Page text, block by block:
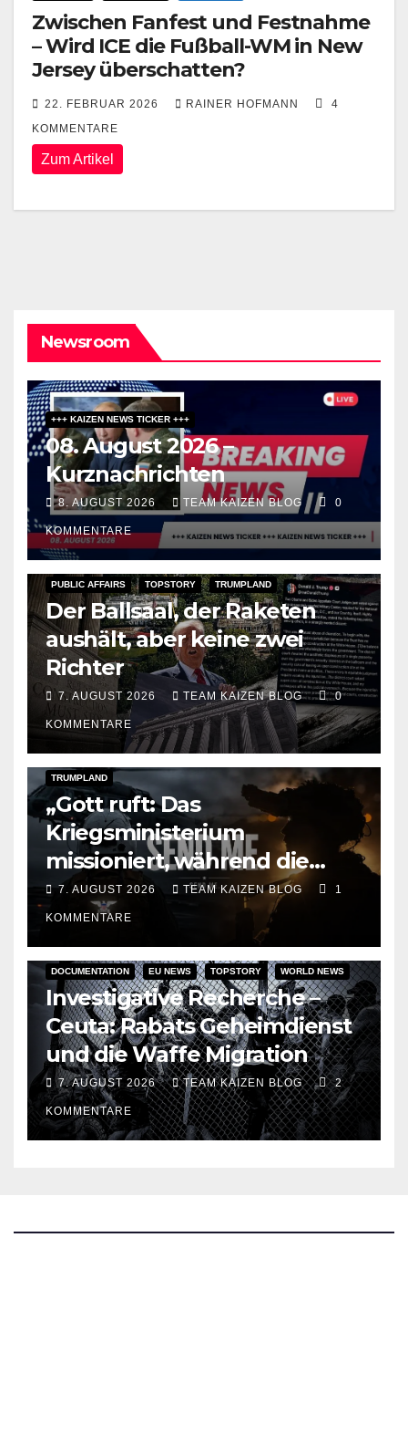
Zwischen Fanfest und Festnahme
– Wird ICE die Fußball-WM in New
Jersey überschatten?
22. FEBRUAR 2026 RAINER HOFMANN
4
KOMMENTARE
Zum Artikel
Newsroom
+++ KAIZEN NEWS TICKER +++
08. August 2026 –
Kurznachrichten
8. AUGUST 2026 TEAM KAIZEN BLOG 0
KOMMENTARE
PUBLIC AFFAIRS TOPSTORY TRUMPLAND
Der Ballsaal, der Raketen
aushält, aber keine zwei
Richter
7. AUGUST 2026 TEAM KAIZEN BLOG 0
KOMMENTARE
KAIZEN FLASHPOINT TOPSTORY
TRUMPLAND
„Gott ruft: Das
Kriegsministerium
missioniert, während die
Raketen ausgehen“
7. AUGUST 2026 TEAM KAIZEN BLOG 1
KOMMENTARE
DOCUMENTATION EU NEWS TOPSTORY WORLD NEWS
Investigative Recherche –
Ceuta: Rabats Geheimdienst
und die Waffe Migration
7. AUGUST 2026 TEAM KAIZEN BLOG 2
KOMMENTARE